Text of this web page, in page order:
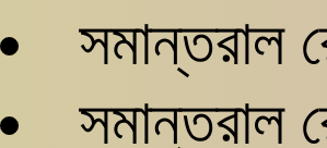
সমান্তরাল
সমান্তরাল